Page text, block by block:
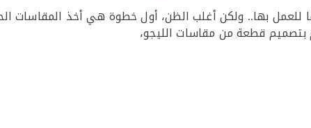
للعمل بها.. ولكن أغلب الظن، أول خطوة هي أخذ المقاسات
بتصميم قطعة من مقاسات الليجو،